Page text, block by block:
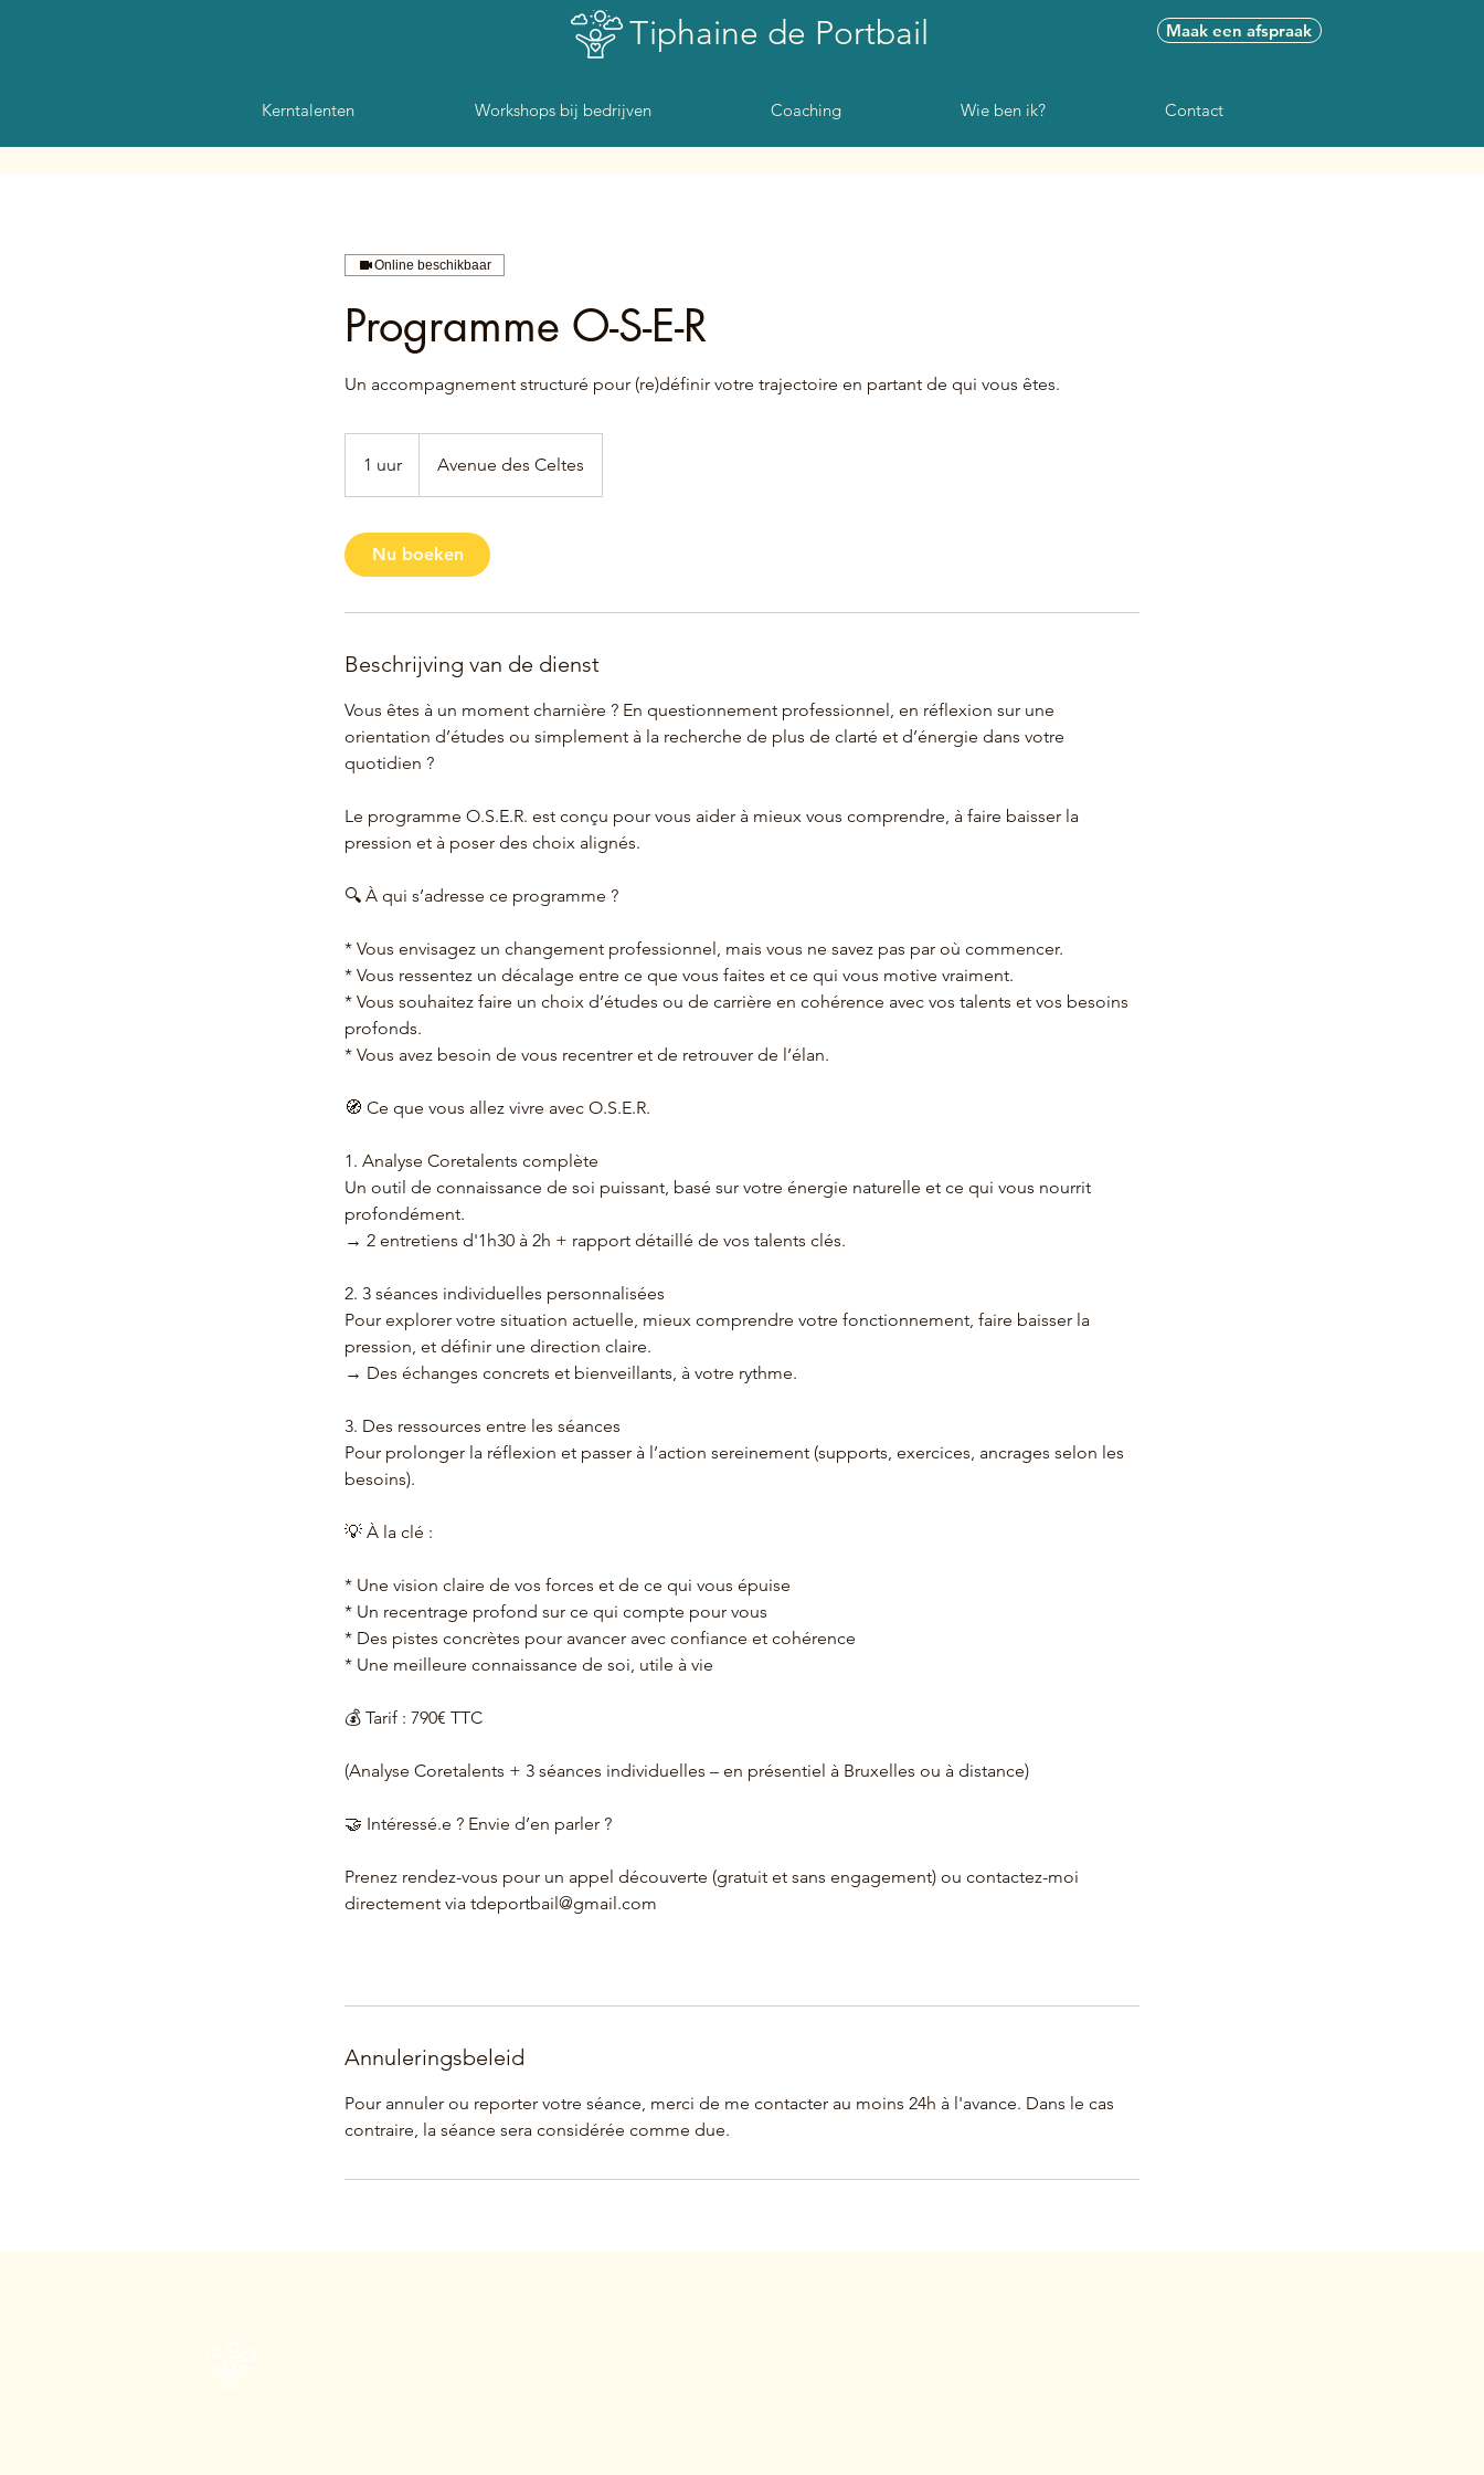
Tiphaine de Portbail Maak een afspraak
Kerntalenten Workshops bij bedrijven Coaching Wie ben ik? Contact
Online beschikbaar
Programme O-S-E-R
Un accompagnement structuré pour (re)définir votre trajectoire en partant de qui vous êtes.
1 uur
u
Avenue des Celtes
Nu boeken
Beschrijving van de dienst
Vous êtes à un moment charnière ? En questionnement professionnel, en réflexion sur une
orientation d’études ou simplement à la recherche de plus de clarté et d’énergie dans votre
quotidien ?
Le programme O.S.E.R. est conçu pour vous aider à mieux vous comprendre, à faire baisser la
pression et à poser des choix alignés.
🔍 À qui s’adresse ce programme ?
* Vous envisagez un changement professionnel, mais vous ne savez pas par où commencer.
* Vous ressentez un décalage entre ce que vous faites et ce qui vous motive vraiment.
* Vous souhaitez faire un choix d’études ou de carrière en cohérence avec vos talents et vos besoins
profonds.
* Vous avez besoin de vous recentrer et de retrouver de l’élan.
🧭 Ce que vous allez vivre avec O.S.E.R.
1. Analyse Coretalents complète
Un outil de connaissance de soi puissant, basé sur votre énergie naturelle et ce qui vous nourrit
profondément.
→ 2 entretiens d'1h30 à 2h + rapport détaillé de vos talents clés.
2. 3 séances individuelles personnalisées
Pour explorer votre situation actuelle, mieux comprendre votre fonctionnement, faire baisser la
pression, et définir une direction claire.
→ Des échanges concrets et bienveillants, à votre rythme.
3. Des ressources entre les séances
Pour prolonger la réflexion et passer à l’action sereinement (supports, exercices, ancrages selon les
besoins).
💡 À la clé :
* Une vision claire de vos forces et de ce qui vous épuise
* Un recentrage profond sur ce qui compte pour vous
* Des pistes concrètes pour avancer avec confiance et cohérence
* Une meilleure connaissance de soi, utile à vie
💰 Tarif : 790€ TTC
(Analyse Coretalents + 3 séances individuelles – en présentiel à Bruxelles ou à distance)
🤝 Intéressé.e ? Envie d’en parler ?
Prenez rendez-vous pour un appel découverte (gratuit et sans engagement) ou contactez-moi
directement via tdeportbail@gmail.com
Annuleringsbeleid
Pour annuler ou reporter votre séance, merci de me contacter au moins 24h à l'avance. Dans le cas
contraire, la séance sera considérée comme due.